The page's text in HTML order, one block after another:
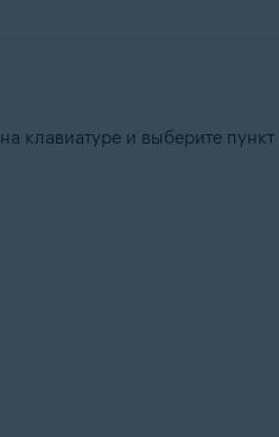
на клавиатуре и выберите пункт